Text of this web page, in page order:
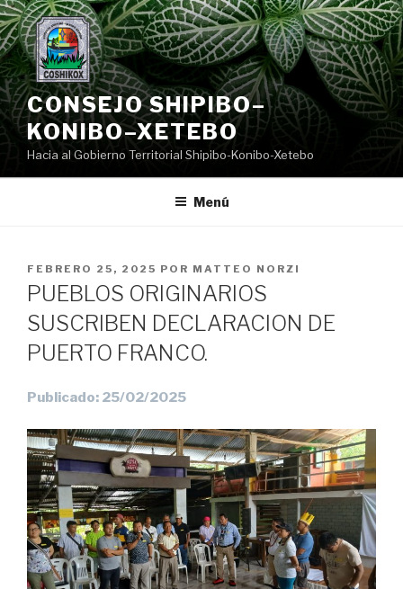
Saltar
al
contenido
CONSEJO SHIPIBO–
KONIBO–XETEBO
Hacia al Gobierno Territorial Shipibo-Konibo-Xetebo
Menú
PUBLICADO
EL
FEBRERO 25, 2025 POR MATTEO NORZI
PUEBLOS ORIGINARIOS
SUSCRIBEN DECLARACION DE
PUERTO FRANCO.
Publicado: 25/02/2025